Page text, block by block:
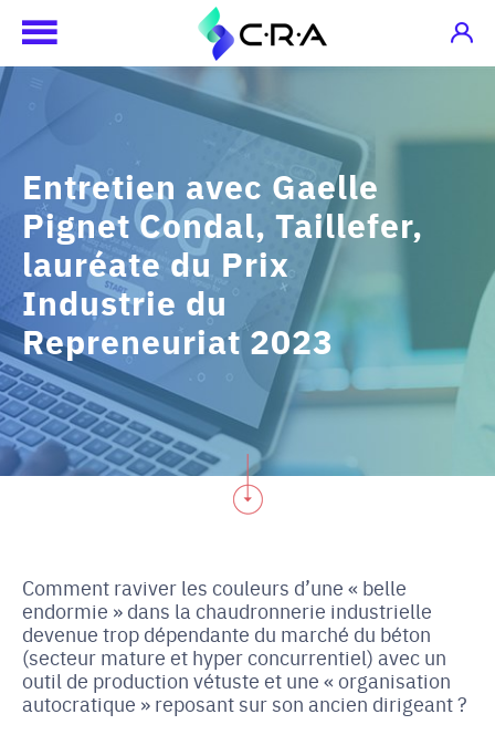
Entretien avec Gaelle
Pignet Condal, Taillefer,
lauréate du Prix
Industrie du
Repreneuriat 2023
Comment raviver les couleurs d’une « belle
endormie » dans la chaudronnerie industrielle
devenue trop dépendante du marché du béton
(secteur mature et hyper concurrentiel) avec un
outil de production vétuste et une « organisation
autocratique » reposant sur son ancien dirigeant ?